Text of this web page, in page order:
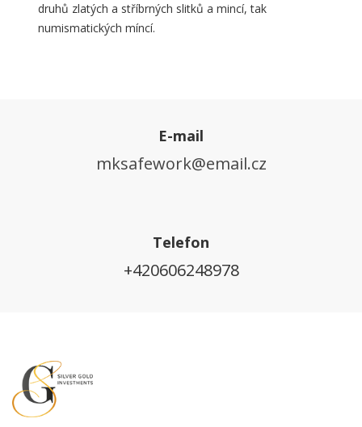
druhů zlatých a stříbrných slitků a mincí, tak
numismatických míncí.
E-mail
mksafework@email.cz
Telefon
+420606248978